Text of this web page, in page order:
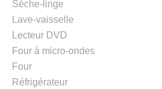
Sèche-linge
Lave-vaisselle
Lecteur DVD
Four à micro-ondes
Four
Réfrigérateur